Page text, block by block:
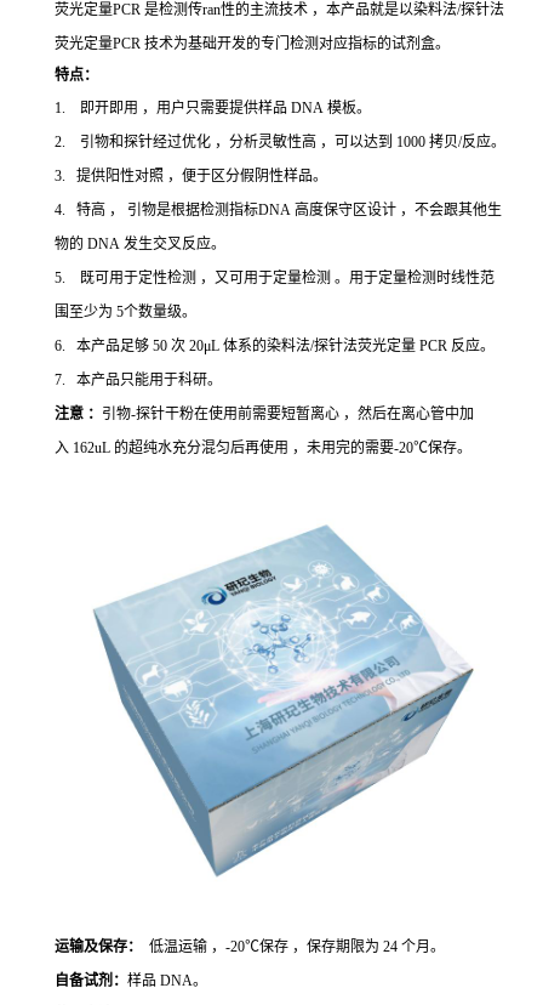
荧光定量PCR 是检测传ran性的主流技术 ，本产品就是以染料法/探针法
荧光定量PCR 技术为基础开发的专门检测对应指标的试剂盒。
特点：
1. 即开即用 ，用户只需要提供样品 DNA 模板。
2. 引物和探针经过优化 ，分析灵敏性高 ，可以达到 1000 拷贝/反应。
3. 提供阳性对照 ，便于区分假阴性样品。
4. 特高 ， 引物是根据检测指标DNA 高度保守区设计 ，不会跟其他生
物的 DNA 发生交叉反应。
5. 既可用于定性检测 ，又可用于定量检测 。用于定量检测时线性范
围至少为 5个数量级。
6. 本产品足够 50 次 20μL 体系的染料法/探针法荧光定量 PCR 反应。
7. 本产品只能用于科研。
注意 ： 引物-探针干粉在使用前需要短暂离心 ，然后在离心管中加
入 162uL 的超纯水充分混匀后再使用 ，未用完的需要-20℃保存。
运输及保存：
低温运输 ，-20℃保存 ，保存期限为 24 个月。
自备试剂： 样品 DNA。